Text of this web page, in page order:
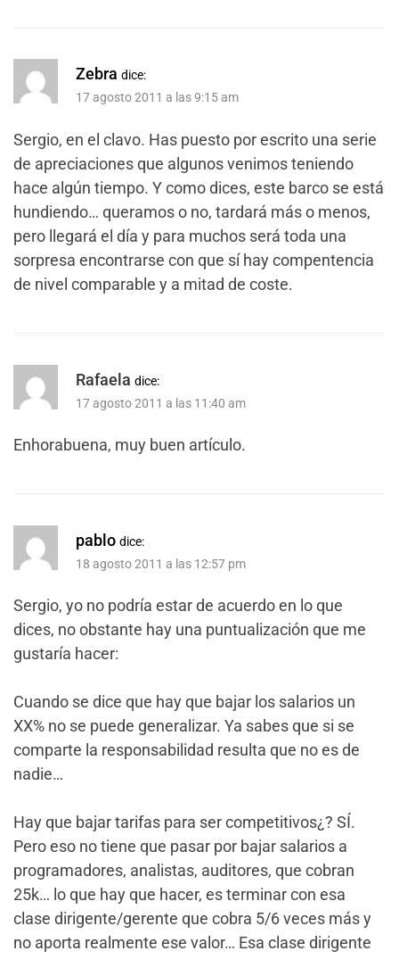
Zebra dice:
17 agosto 2011 a las 9:15 am
Sergio, en el clavo. Has puesto por escrito una serie
de apreciaciones que algunos venimos teniendo
hace algún tiempo. Y como dices, este barco se está
hundiendo… queramos o no, tardará más o menos,
pero llegará el día y para muchos será toda una
sorpresa encontrarse con que sí hay compentencia
de nivel comparable y a mitad de coste.
Rafaela dice:
17 agosto 2011 a las 11:40 am
Enhorabuena, muy buen artículo.
pablo dice:
18 agosto 2011 a las 12:57 pm
Sergio, yo no podría estar de acuerdo en lo que
dices, no obstante hay una puntualización que me
gustaría hacer:
Cuando se dice que hay que bajar los salarios un
XX% no se puede generalizar. Ya sabes que si se
comparte la responsabilidad resulta que no es de
nadie…
Hay que bajar tarifas para ser competitivos¿? SÍ.
Pero eso no tiene que pasar por bajar salarios a
programadores, analistas, auditores, que cobran
25k… lo que hay que hacer, es terminar con esa
clase dirigente/gerente que cobra 5/6 veces más y
no aporta realmente ese valor… Esa clase dirigente